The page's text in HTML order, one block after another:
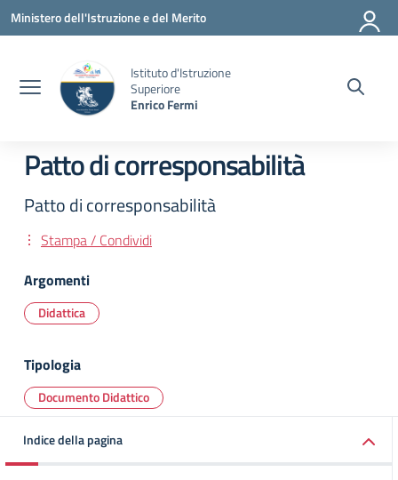
Vai ai contenuti
Vai al menu di navigazione
Vai al footer
Ministero dell'Istruzione e del Merito
Istituto d'Istruzione
Superiore
Enrico Fermi
Patto di corresponsabilità
Patto di corresponsabilità
Stampa / Condividi
Argomenti
Didattica
Tipologia
Documento Didattico
Indice della pagina